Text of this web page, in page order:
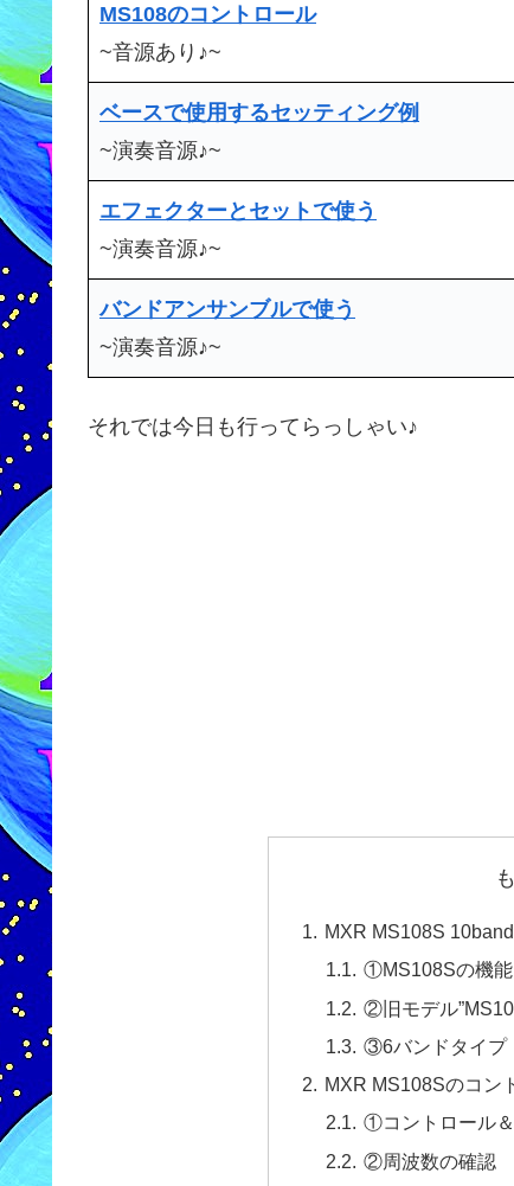
MS108のコントロール
~音源あり♪~
ベースで使用するセッティング例
~演奏音源♪~
エフェクターとセットで使う
~演奏音源♪~
バンドアンサンブルで使う
~演奏音源♪~
それでは今日も行ってらっしゃい♪
MXR MS108S
①MS108Sの機能
②旧モデル
③6バンドタイプ
MXR MS108Sのコン
①コントロール
②周波数の確認